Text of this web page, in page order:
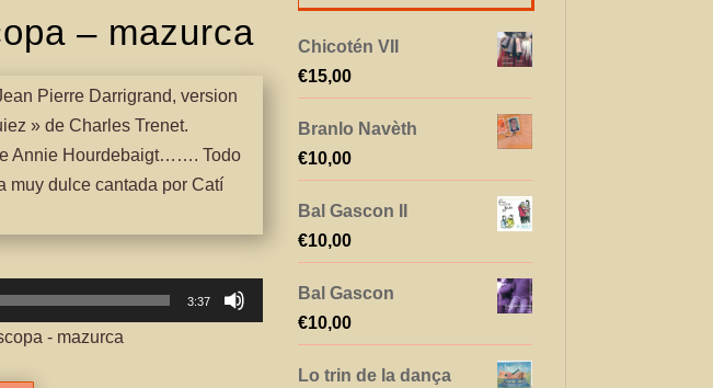
– mazurca
Pierre Darrigrand, version
» de Charles Trenet.
Annie Hourdebaigt……. Todo
muy dulce cantada por Catí
3:37
- mazurca
Chicotén VII
€15,00
Branlo Navèth
€10,00
Bal Gascon II
€10,00
Bal Gascon
€10,00
Lo trin de la dança